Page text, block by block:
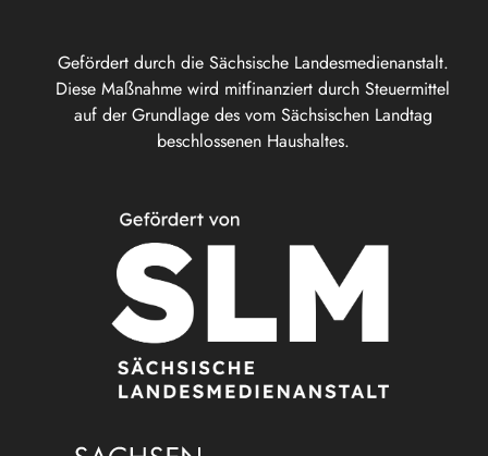
Gefördert durch die Sächsische Landesmedienanstalt.
Diese Maßnahme wird mitfinanziert durch Steuermittel
auf der Grundlage des vom Sächsischen Landtag
beschlossenen Haushaltes.